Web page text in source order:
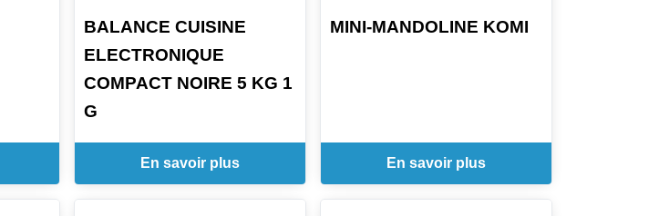
BALANCE CUISINE
ELECTRONIQUE
COMPACT NOIRE 5 KG 1
G
En savoir plus
MINI-MANDOLINE KOMI
En savoir plus